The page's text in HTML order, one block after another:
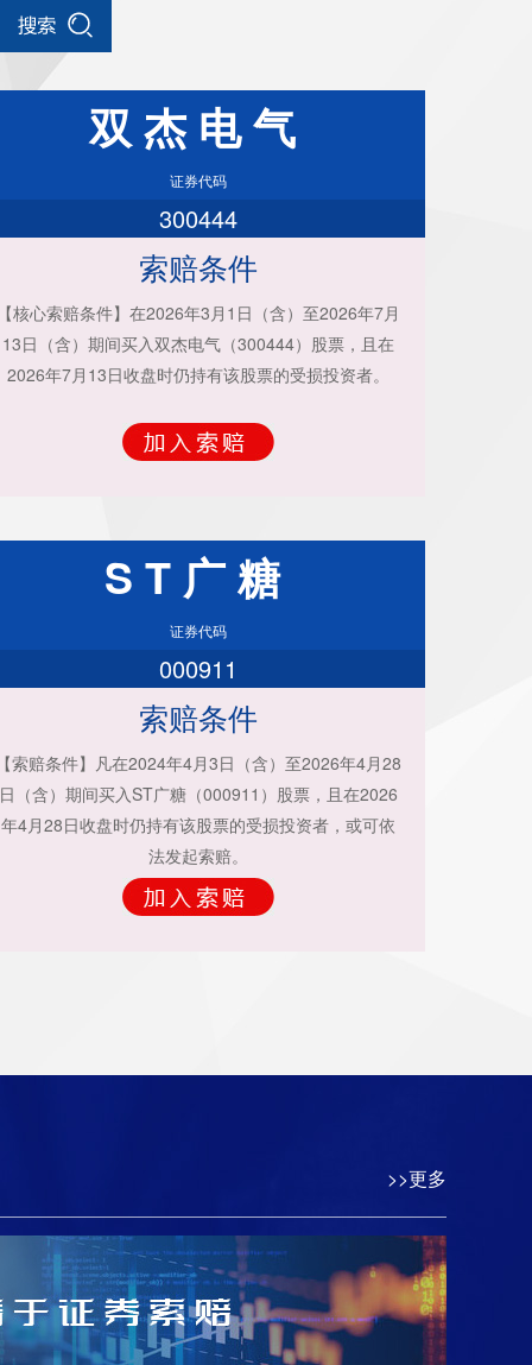
双杰电气
证券代码
300444
索赔条件
【核心索赔条件】在2026年3月1日（含）至2026年7月
13日（含）期间买入双杰电气（300444）股票，且在
2026年7月13日收盘时仍持有该股票的受损投资者。
ST广糖
证券代码
000911
索赔条件
【索赔条件】凡在2024年4月3日（含）至2026年4月28
日（含）期间买入ST广糖（000911）股票，且在2026
年4月28日收盘时仍持有该股票的受损投资者，或可依
法发起索赔。
>>更多